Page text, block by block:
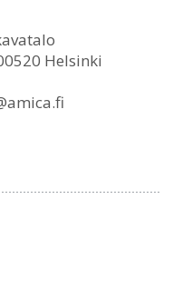
Helsinki